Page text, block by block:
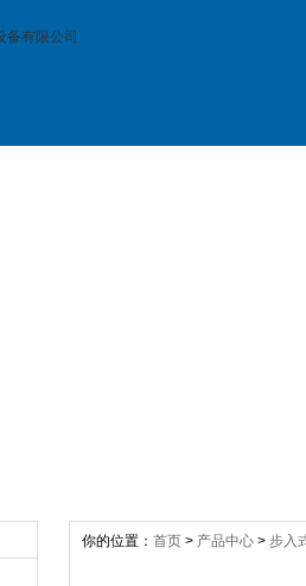
你的位置： 首页 > 产品中心 > 步入